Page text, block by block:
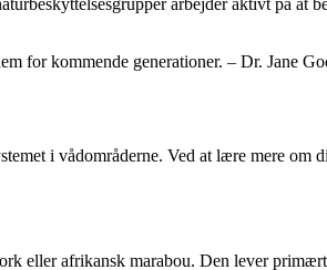
arbejder aktivt på at
for kommende generationer. – Dr. Jane
i vådområderne. Ved at lære mere om
eller afrikansk marabou. Den lever